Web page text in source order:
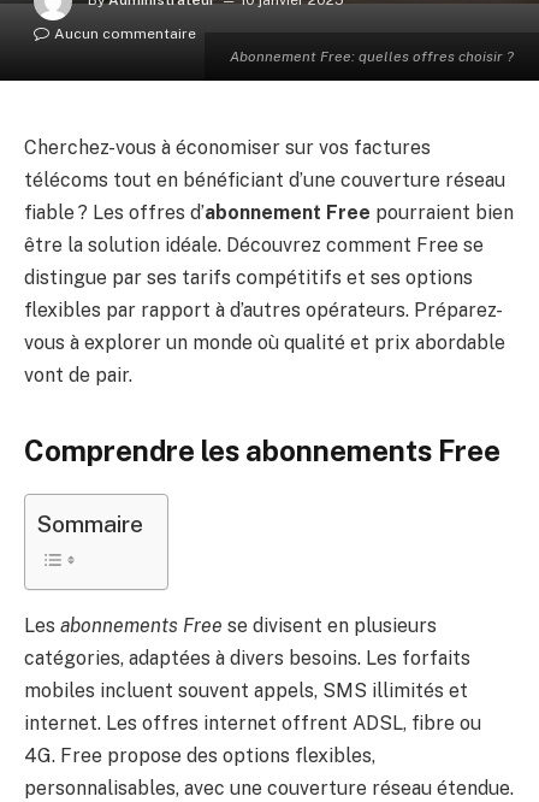
Abonnement Free: quelles offres choisir ?
Aucun commentaire
Cherchez-vous à économiser sur vos factures
télécoms tout en bénéficiant d’une couverture réseau
fiable ? Les offres d’abonnement Free pourraient bien
être la solution idéale. Découvrez comment Free se
distingue par ses tarifs compétitifs et ses options
flexibles par rapport à d’autres opérateurs. Préparez-
vous à explorer un monde où qualité et prix abordable
vont de pair.
Comprendre les abonnements Free
Sommaire
Les abonnements Free se divisent en plusieurs
catégories, adaptées à divers besoins. Les forfaits
mobiles incluent souvent appels, SMS illimités et
internet. Les offres internet offrent ADSL, fibre ou
4G. Free propose des options flexibles,
personnalisables, avec une couverture réseau étendue.